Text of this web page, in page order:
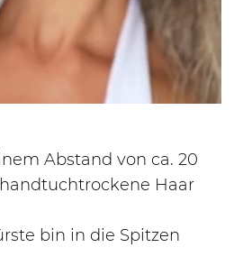
Abstand von ca. 20
Haar
bin in die Spitzen